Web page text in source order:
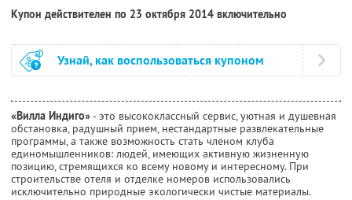
Купон действителен по 23 октября 2014 включительно
Узнай, как воспользоваться купоном
«Вилла Индиго»- это высококлассный сервис, уютная и душевная
обстановка, радушный прием, нестандартные развлекательные
программы, а также возможность стать членом клуба
единомышленников: людей, имеющих активную жизненную
позицию, стремящихся ко всему новому и интересному. При
строительстве отеля и отделке номеров использовались
исключительно природные экологически чистые материалы.